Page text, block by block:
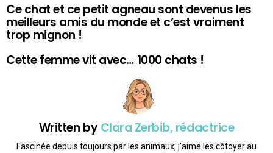
Ce chat et ce petit agneau sont devenus les
meilleurs amis du monde et c’est vraiment
trop mignon !
Cette femme vit avec… 1000 chats !
Written byClara Zerbib, rédactrice
Fascinée depuis toujours par les animaux, j'aime les côtoyer au